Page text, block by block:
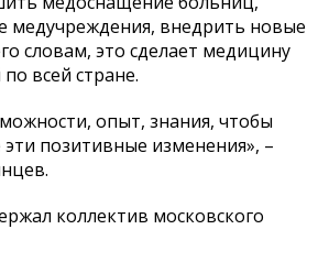
медучреждения, внедрить новые
словам, это сделает медицину
всей стране.
опыт, знания, чтобы
позитивные изменения», –
коллектив московского